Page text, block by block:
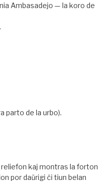
Ambasadejo — la koro de
parto de la urbo).
kaj montras la forton
por daŭrigi ĉi tiun belan